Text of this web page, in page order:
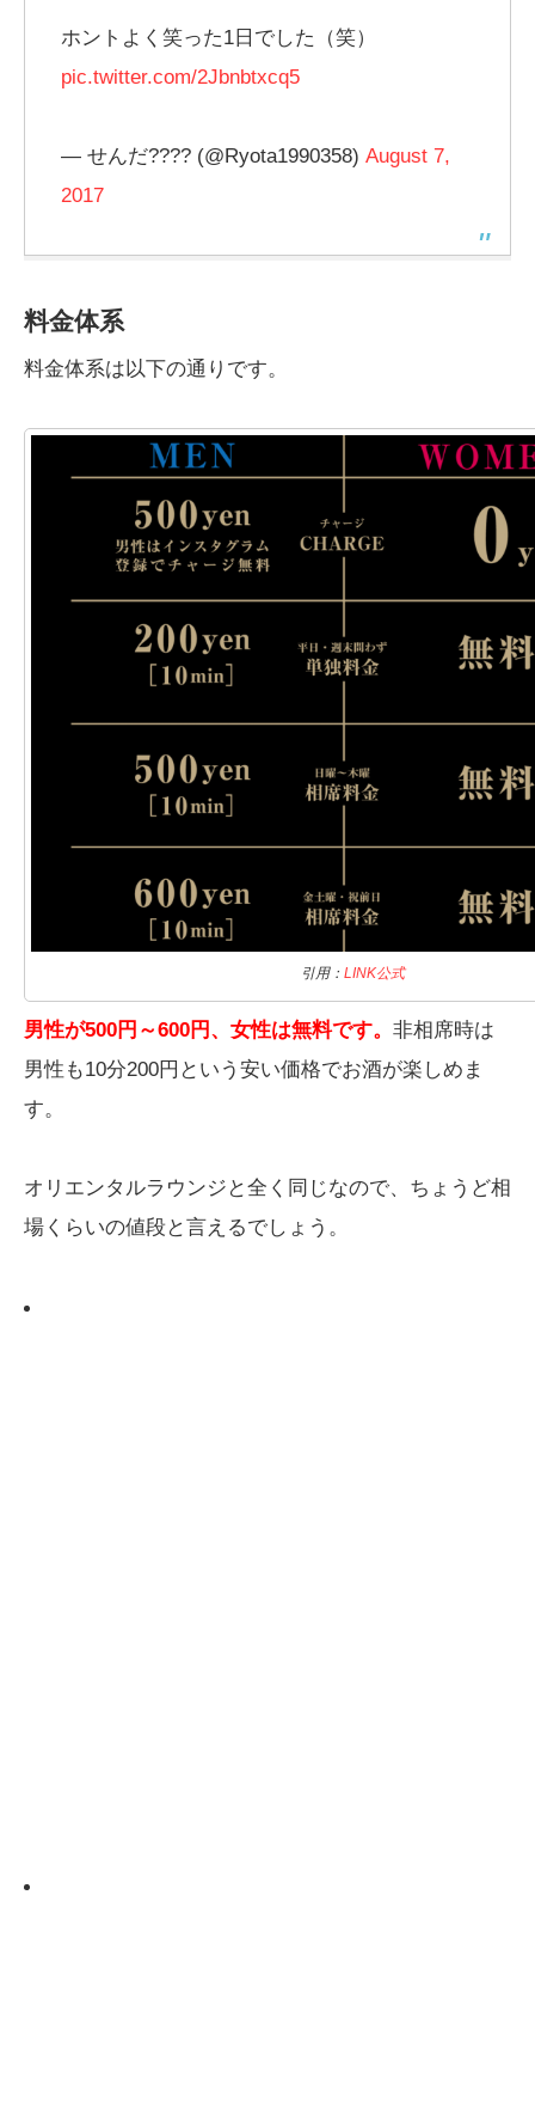
ホントよく笑った1日でした（笑）
pic.twitter.com/2Jbnbtxcq5
— せんだ???? (@Ryota1990358) August 7,
2017
料金体系
料金体系は以下の通りです。
引用： LINK公式
男性が500円～600円、女性は無料です。 非相席時は
男性も10分200円という安い価格でお酒が楽しめま
す。
オリエンタルラウンジと全く同じなので、ちょうど相
場くらいの値段と言えるでしょう。